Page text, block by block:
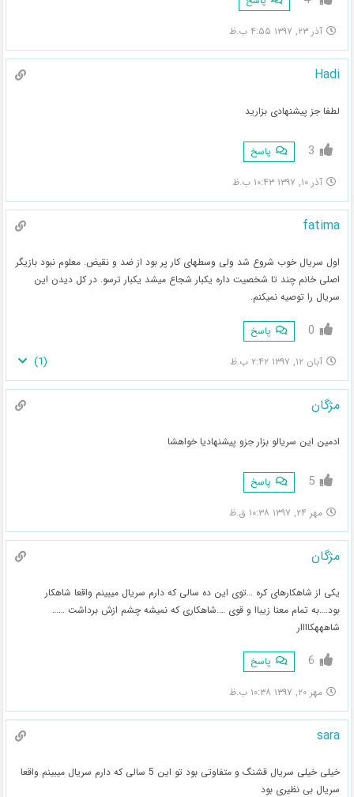
آذر ۲۳, ۱۳۹۷ ۴:۵۵ ب.ظ
Hadi
لطفا جز پیشنهادی بزارید
3 پاسخ
آذر ۱۰, ۱۳۹۷ ۱۰:۴۳ ب.ظ
fatima
اول سریال خوب شروع شد ولی وسطهای کار پر بود از ضد و نقیض. معلوم نبود بازیگر
اصلی خانم چند تا شخصیت داره یکبار شجاع میشد یکبار ترسو. در کل دیدن این
سریال را توصیه نمیکنم.
0 پاسخ
آبان ۱۲, ۱۳۹۷ ۲:۴۲ ب.ظ (
1
)
مژگان
ادمین این سریالو بزار جزو پیشنهادیا خواهشا
5 پاسخ
مهر ۲۴, ۱۳۹۷ ۱۰:۳۸ ق.ظ
مژگان
یکی از شاهکارهای کره …توی این ده سالی که دارم سریال میبینم واقعا شاهکار
بود….به تمام معنا زیباا و قوی ….شاهکاری که نمیشه چشم ازش برداشت ……
شاهههکاااار
6 پاسخ
مهر ۲۰, ۱۳۹۷ ۱۰:۳۸ ب.ظ
sara
خیلی خیلی سریال قشنگ و متفاوتی بود تو این 5 سالی که دارم سریال میبینم واقعا
سریال بی نظیری بود